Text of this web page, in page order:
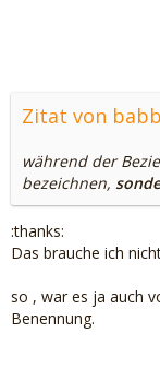
Zitat von
während der
bezeichnen,
:thanks:
Das brauche ich
so , war es ja auch
Benennung.